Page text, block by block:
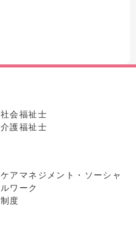
社会福祉士
介護福祉士
ケアマネジメント・ソーシャ
ルワーク
制度